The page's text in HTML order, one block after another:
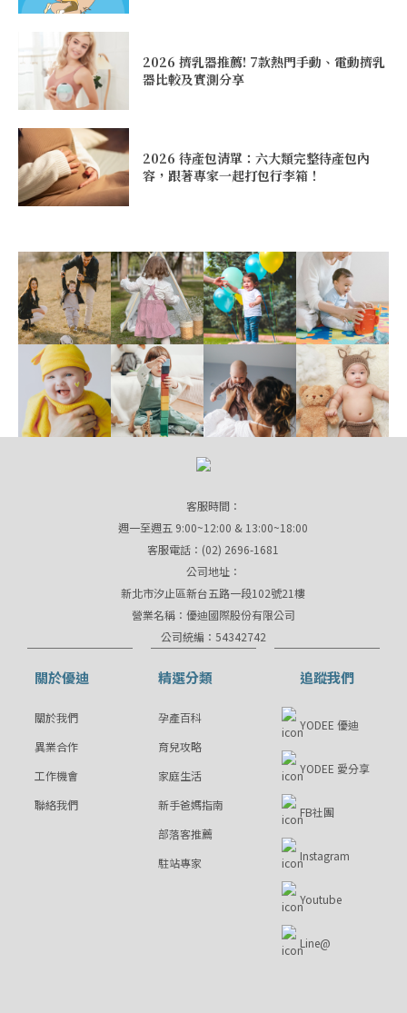
2026 擠乳器推薦! 7款熱門手動、電動擠乳
器比較及實測分享
2026 待產包清單：六大類完整待產包內
容，跟著專家一起打包行李箱！
客服時間：
週一至週五 9:00~12:00 & 13:00~18:00
客服電話：(02) 2696-1681
公司地址：
新北市汐止區新台五路一段102號21樓
營業名稱：優迪國際股份有限公司
公司統編：54342742
關於優迪
關於我們
異業合作
工作機會
聯絡我們
精選分類
孕產百科
育兒攻略
家庭生活
新手爸媽指南
部落客推薦
駐站專家
追蹤我們
YODEE 優迪
YODEE 愛分享
FB社團
Instagram
Youtube
Line@